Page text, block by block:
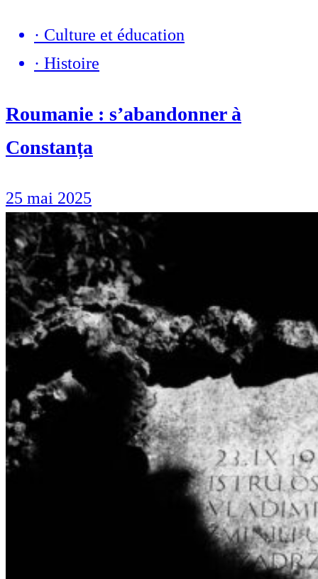
· Culture et éducation
· Histoire
Roumanie : s’abandonner à
Constanța
25 mai 2025